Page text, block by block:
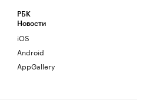
РБК
Новости
iOS
Android
AppGallery